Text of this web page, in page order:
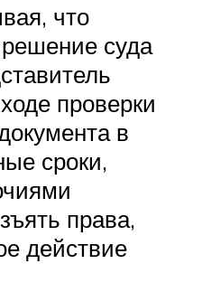
что
суда
проверки
в
сроки,
права,
действие